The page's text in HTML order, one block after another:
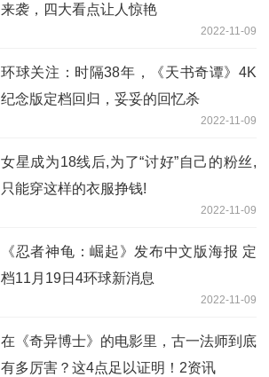
来袭，四大看点让人惊艳
2022-11-09
环球关注：时隔38年，《天书奇谭》4K
纪念版定档回归，妥妥的回忆杀
2022-11-09
女星成为18线后,为了“讨好”自己的粉丝,
只能穿这样的衣服挣钱!
2022-11-09
《忍者神龟：崛起》发布中文版海报 定
档11月19日4环球新消息
2022-11-09
在《奇异博士》的电影里，古一法师到底
有多厉害？这4点足以证明！2资讯